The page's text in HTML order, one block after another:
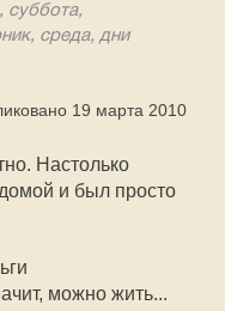
суббота,
среда, дни
19 марта 2010
Настолько
и был просто
можно жить...